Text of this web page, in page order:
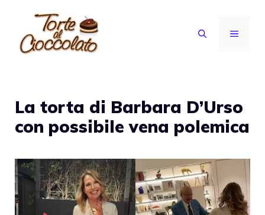
contenuto
MENU
La torta di Barbara D’Urso
con possibile vena polemica